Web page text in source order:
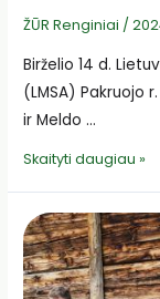
ŽŪR Renginiai /
Birželio 14 d.
(LMSA) Pakruojo
ir Meldo …
LMSA
miško
dienoje
–
apie
Skaityti daugiau »